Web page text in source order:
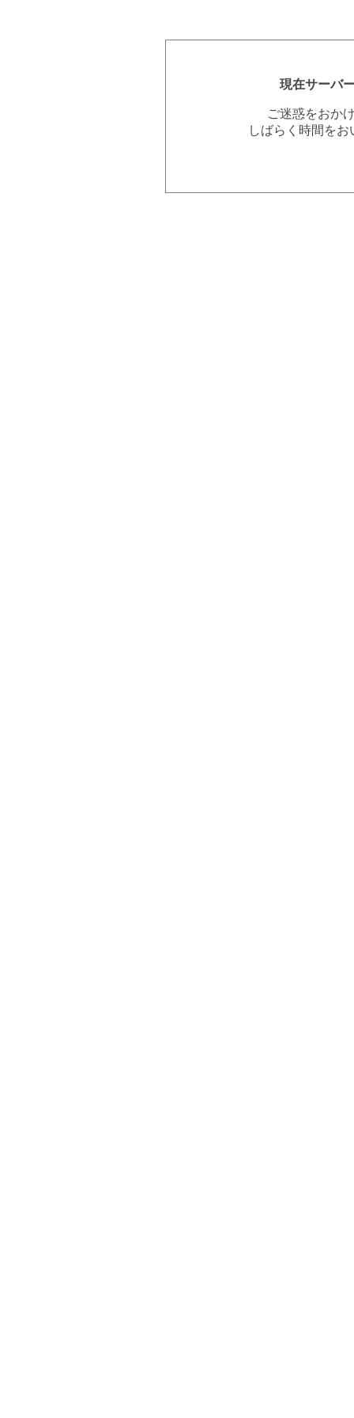
現在サーバ
ご迷惑をおか
しばらく時間を